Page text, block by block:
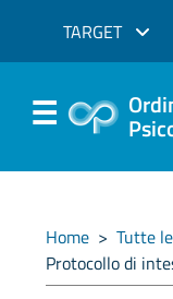
TARGET
Home > Tutte
Protocollo di